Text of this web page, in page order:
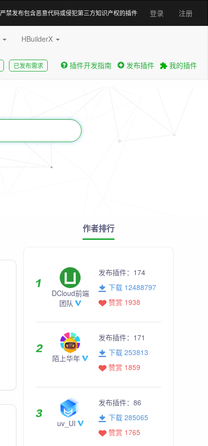
登录 注册
严禁发布包含恶意代码或侵犯第三方知识产权的插件
HBuilderX
已发布需求 插件开发指南 发布插件 我的插件
作者排行
DCloud前端
团队
发布插件： 174
下载 12488797
赞赏 1938
陌上华年
发布插件： 171
下载 253813
赞赏 1859
uv_UI
发布插件： 86
下载 285065
赞赏 1765